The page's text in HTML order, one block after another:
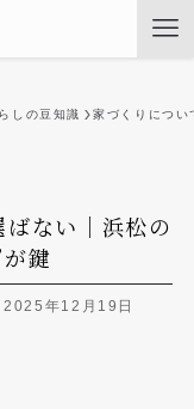
しの豆知識 家づくりについ
ない｜浜松の
鍵
2025年12月19日